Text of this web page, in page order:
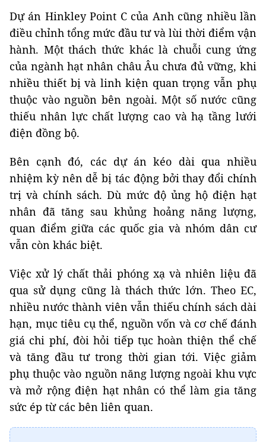
Dự án Hinkley Point C của Anh cũng nhiều lần
điều chỉnh tổng mức đầu tư và lùi thời điểm vận
hành. Một thách thức khác là chuỗi cung ứng
của ngành hạt nhân châu Âu chưa đủ vững, khi
nhiều thiết bị và linh kiện quan trọng vẫn phụ
thuộc vào nguồn bên ngoài. Một số nước cũng
thiếu nhân lực chất lượng cao và hạ tầng lưới
điện đồng bộ.
Bên cạnh đó, các dự án kéo dài qua nhiều
nhiệm kỳ nên dễ bị tác động bởi thay đổi chính
trị và chính sách. Dù mức độ ủng hộ điện hạt
nhân đã tăng sau khủng hoảng năng lượng,
quan điểm giữa các quốc gia và nhóm dân cư
vẫn còn khác biệt.
Việc xử lý chất thải phóng xạ và nhiên liệu đã
qua sử dụng cũng là thách thức lớn. Theo EC,
nhiều nước thành viên vẫn thiếu chính sách dài
hạn, mục tiêu cụ thể, nguồn vốn và cơ chế đánh
giá chi phí, đòi hỏi tiếp tục hoàn thiện thể chế
và tăng đầu tư trong thời gian tới. Việc giảm
phụ thuộc vào nguồn năng lượng ngoài khu vực
và mở rộng điện hạt nhân có thể làm gia tăng
sức ép từ các bên liên quan.